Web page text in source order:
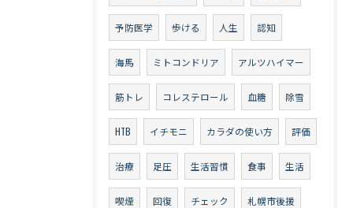
予防医学 歩ける 人生 認知
海馬 ミトコンドリア アルツハイマー
筋トレ コレステロール 血糖 除雪
HTB イチモニ カラダの使い方 評価
治療 足圧 生活習慣 食事 生活
喫煙 回復 チェック 札幌市後援